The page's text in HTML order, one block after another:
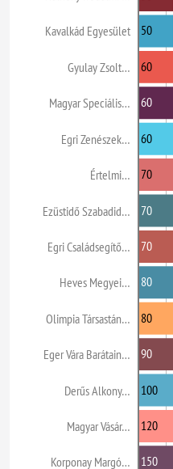
Kavalkád Egyesület
Gyulay Zsolt…
Magyar Speciális…
Egri Zenészek…
Értelmi…
Ezüstidő Szabadid…
Egri Családsegítő…
Heves Megyei…
Olimpia Társastán…
Eger Vára Barátain…
Derűs Alkony…
Magyar Vásár…
Korponay Margó…
50
60
60
60
70
70
70
80
80
90
100
120
150